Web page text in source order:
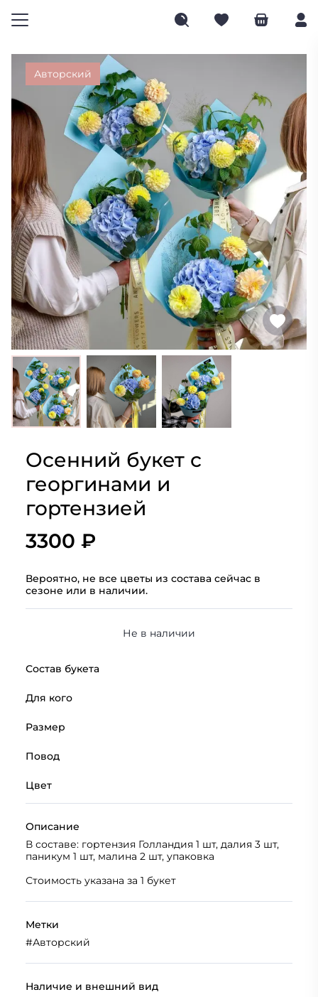
Авторский
Осенний букет с
георгинами и
гортензией
3300 ₽
Вероятно, не все цветы из состава сейчас в
сезоне или в наличии.
Не в наличии
Состав букета
Для кого
Размер
Повод
Цвет
Описание
В составе: гортензия Голландия 1 шт, далия 3 шт,
паникум 1 шт, малина 2 шт, упаковка
Стоимость указана за 1 букет
Метки
#Авторский
Наличие и внешний вид